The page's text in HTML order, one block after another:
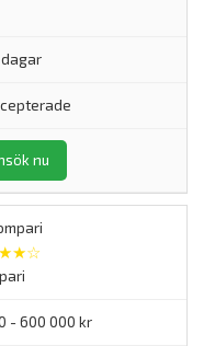
dagar
nu
- 600 000 kr